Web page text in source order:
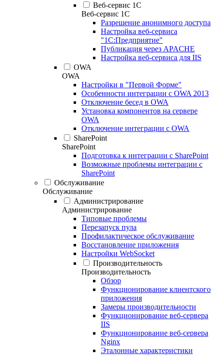
Веб-сервис 1С
Веб-сервис 1С
Разрешение анонимного доступа
Настройка веб-сервиса
"1С:Предприятие"
Публикация через APACHE
Настройка веб-сервиса для IIS
OWA
OWA
Настройки в "Первой Форме"
Особенности интеграции с OWA 2013
Отключение бесед в OWA
Установка компонентов на сервере
OWA
Отключение интеграции с OWA
SharePoint
SharePoint
Подготовка к интеграции с SharePoint
Возможные проблемы интеграции с
SharePoint
Обслуживание
Обслуживание
Администрирование
Администрирование
Типовые проблемы
Перезапуск пула
Профилактическое обслуживание
Восстановление приложения
Настройки WebSocket
Производительность
Производительность
Обзор
Функционирование клиентского
приложения
Замеры производительности
Функционирование веб-сервера
IIS
Функционирование веб-сервера
Nginx
Эталонные характеристики